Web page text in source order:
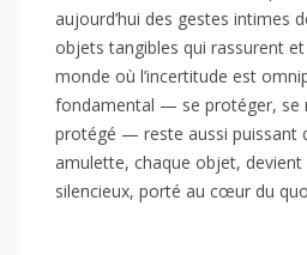
aujourd’hui des gestes intimes
objets tangibles qui rassurent
monde où l’incertitude est
fondamental — se protéger, se
protégé — reste aussi puissant
amulette, chaque objet,
silencieux, porté au cœur du